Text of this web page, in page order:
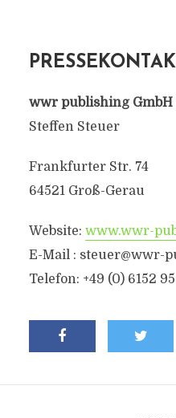
wwr publishing GmbH
Steffen Steuer
Frankfurter Str. 74
64521 Groß-Gerau
Website: www.wwr-
E-Mail : steuer@wwr-
Telefon: +49 (0) 6152